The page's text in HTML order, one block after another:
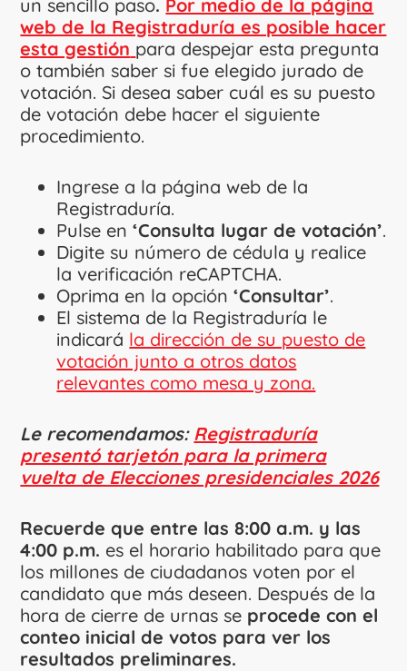
un sencillo paso. Por medio de la página
web de la Registraduría es posible hacer
esta gestión para despejar esta pregunta
o también saber si fue elegido jurado de
votación. Si desea saber cuál es su puesto
de votación debe hacer el siguiente
procedimiento.
Ingrese a la página web de la
Registraduría.
Pulse en‘Consulta lugar de votación’.
Digite su número de cédula y realice
la verificación reCAPTCHA.
Oprima en la opción‘Consultar’.
El sistema de la Registraduría le
indicará la dirección de su puesto de
votación junto a otros datos
relevantes como mesa y zona.
Le recomendamos: Registraduría
presentó tarjetón para la primera
vuelta de Elecciones presidenciales 2026
Recuerde que entre las 8:00 a.m. y las
4:00 p.m. es el horario habilitado para que
los millones de ciudadanos voten por el
candidato que más deseen. Después de la
hora de cierre de urnas se procede con el
conteo inicial de votos para ver los
resultados preliminares.